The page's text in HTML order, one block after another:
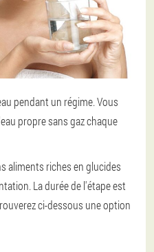
pendant un régime. Vous
propre sans gaz chaque
aliments riches en glucides
La durée de l'étape est
ci-dessous une option